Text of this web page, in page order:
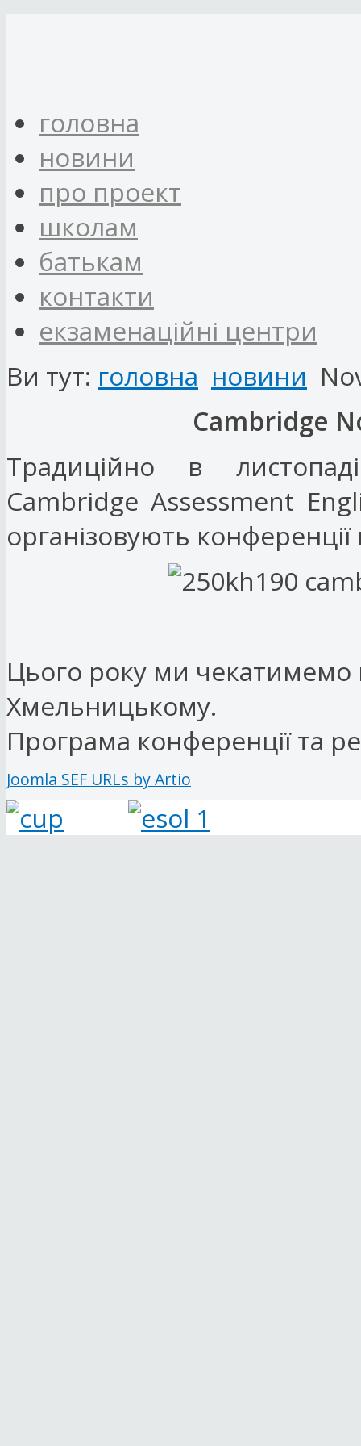
головна
новини
про проект
школам
батькам
контакти
eкзаменаційні центри
Ви тут: головна новини
Cambridge
Традиційно в
Cambridge Assessment
організовують
Цього року ми чекатимемо
Хмельницькому.
Програма конференції та
Joomla SEF URLs by Artio